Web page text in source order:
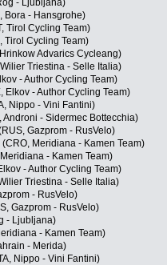
- Ljubljana)
Bora - Hansgrohe)
Tirol Cycling Team)
Tirol Cycling Team)
Advarics Cycleang)
Triestina - Selle Italia)
- Author Cycling Team)
Elkov - Author Cycling Team)
Nippo - Vini Fantini)
Androni - Sidermec Bottecchia)
Gazprom - RusVelo)
Meridiana - Kamen Team)
- Kamen Team)
- Author Cycling Team)
Triestina - Selle Italia)
- RusVelo)
Gazprom - RusVelo)
- Ljubljana)
- Kamen Team)
- Merida)
Nippo - Vini Fantini)